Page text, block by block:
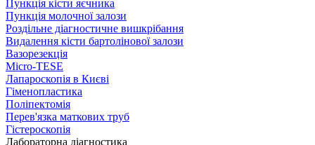
Пункція кісти яєчника
Пункція молочної залози
Роздільне діагностичне вишкрібання
Видалення кісти бартолінової залози
Вазорезекція
Micro-TESE
Лапароскопія в Києві
Гіменопластика
Поліпектомія
Перев'язка маткових труб
Гістероскопія
Лабораторна діагностика